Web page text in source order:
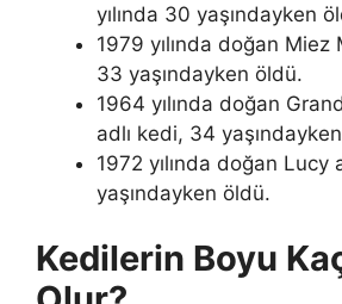
yılında 30 yaşındayken
1979 yılında doğan Miez
33 yaşındayken öldü.
1964 yılında doğan
adlı kedi, 34
1972 yılında doğan Lucy
yaşındayken öldü.
Kedilerin Boyu